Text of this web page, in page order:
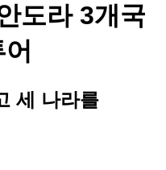
도라 3개국
세 나라를